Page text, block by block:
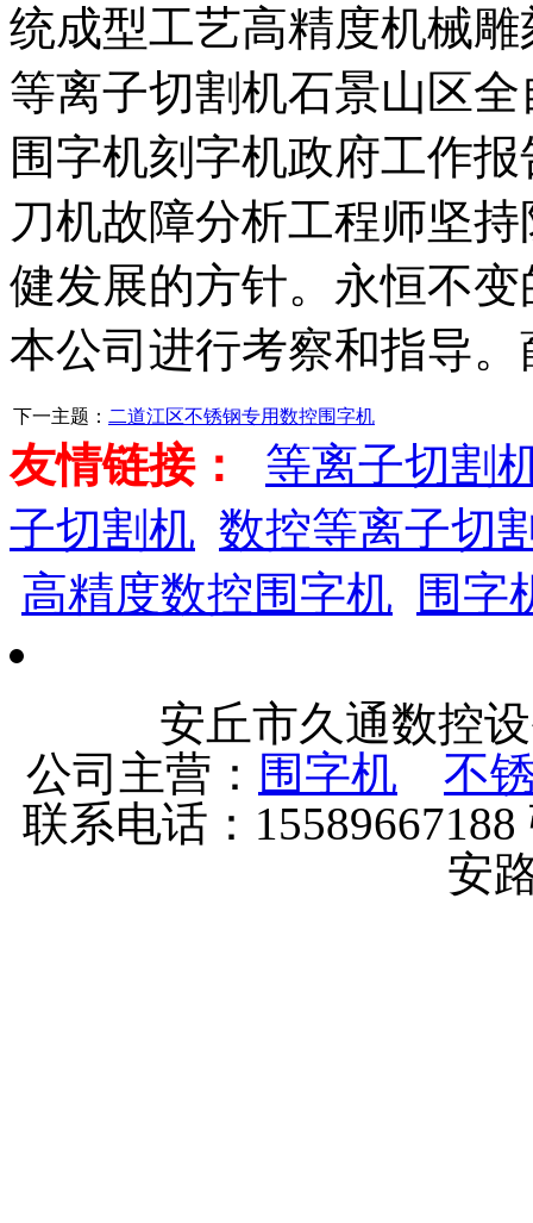
统成型工艺高精度机械
等离子切割机石景山区
围字机刻字机政府工作
刀机故障分析工程师坚
健发展的方针。永恒不
本公司进行考察和指导
下一主题： 二道江区不锈钢专用数控围字机
友情链接：
等离子切割
子切割机 数控等离子切
高精度数控围字机
围字
安丘市久通数控
公司主营： 围字机
不
联系电话：
安